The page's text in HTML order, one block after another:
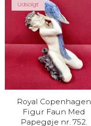
Udsolgt
Royal Copenhagen
Figur Faun Med
Papegøje nr. 752.